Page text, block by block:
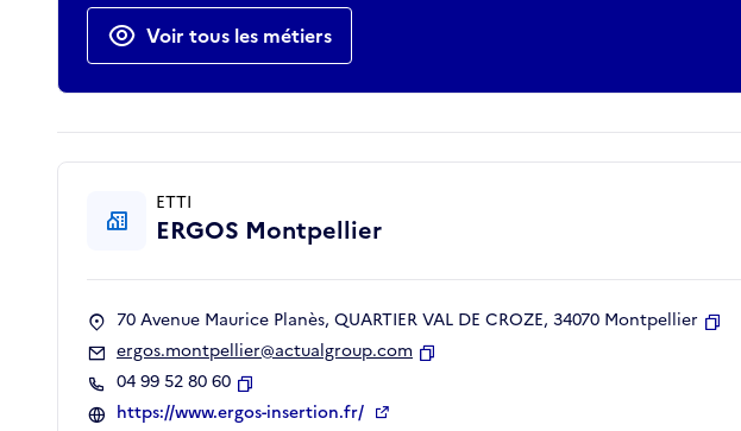
Actions rapides
Voir tous les métiers
ETTI
ERGOS Montpellier
70 Avenue Maurice Planès, QUARTIER VAL DE CROZE, 34070 Montpellier
ergos.montpellier@actualgroup.com
04 99 52 80 60
Copier
https://www.ergos-insertion.fr/